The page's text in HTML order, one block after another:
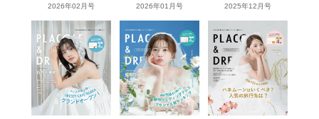
2026年02月号 2026年01月号 2025年12月号